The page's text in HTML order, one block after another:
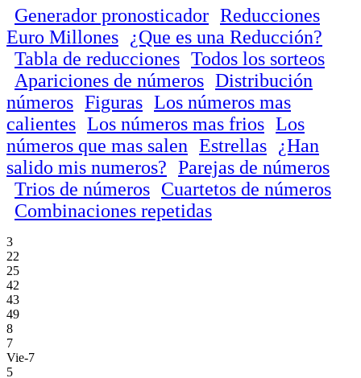
Generador pronosticador Reducciones
Euro Millones
¿Que es una Reducción?
Tabla de reducciones Todos los sorteos
Apariciones de números Distribución
números Figuras Los números mas
calientes Los números mas frios Los
números que mas salen Estrellas
¿Han
salido mis numeros? Parejas de números
Trios de números Cuartetos de números
Combinaciones repetidas
3
22
25
42
43
49
8
7
Vie-7
5